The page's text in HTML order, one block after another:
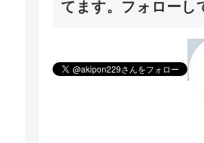
てます。フォローし